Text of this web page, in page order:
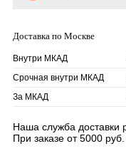
Доставка по Москве
Внутри МКАД
Срочная внутри МКАД
За МКАД
Наша служба доставки
При заказе от 5000